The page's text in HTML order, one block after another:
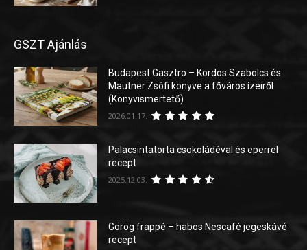
GSZT Ajánlás
Budapest Gasztro – Kordos Szabolcs és
Mautner Zsófi könyve a főváros ízeiről
(Könyvismertető)
2026.01.17.
Palacsintatorta csokoládéval és eperrel
recept
2025.12.03.
Görög frappé – habos Nescafé jegeskávé
recept